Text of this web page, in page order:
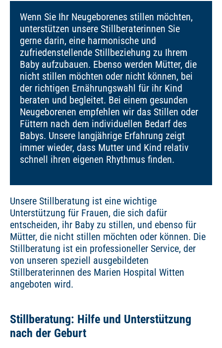
Wenn Sie Ihr Neugeborenes stillen möchten,
unterstützen unsere Stillberaterinnen Sie
gerne darin, eine harmonische und
zufriedenstellende Stillbeziehung zu Ihrem
Baby aufzubauen. Ebenso werden Mütter, die
nicht stillen möchten oder nicht können, bei
der richtigen Ernährungswahl für ihr Kind
beraten und begleitet. Bei einem gesunden
Neugeborenen empfehlen wir das Stillen oder
Füttern nach dem individuellen Bedarf des
Babys. Unsere langjährige Erfahrung zeigt
immer wieder, dass Mutter und Kind relativ
schnell ihren eigenen Rhythmus finden.
Unsere Stillberatung ist eine wichtige
Unterstützung für Frauen, die sich dafür
entscheiden, ihr Baby zu stillen, und ebenso für
Mütter, die nicht stillen möchten oder können. Die
Stillberatung ist ein professioneller Service, der
von unseren speziell ausgebildeten
Stillberaterinnen des Marien Hospital Witten
angeboten wird.
Stillberatung: Hilfe und Unterstützung
nach der Geburt